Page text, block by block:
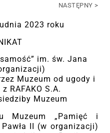
NASTĘPNY >
2023 roku
im. św. Jana
Muzeum od ugody i
RAFAKO S.A.
Muzeum
Muzeum „Pamięć i
II (w organizacji)